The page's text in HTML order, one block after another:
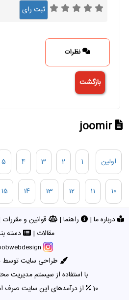
نظرات
joomir
اولین 1
2
3
4
5
10
11
12
13
14
15
درباره ما | راهنما | قوانین و مقررات
مقالات | دسته
طراحی سایت توسط
با استفاده از سیستم مدیریت
10
از درآمدهای این سایت صرف